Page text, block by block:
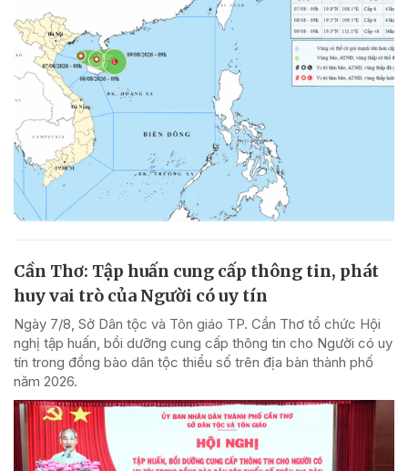
Cần Thơ: Tập huấn cung cấp thông tin, phát
huy vai trò của Người có uy tín
Ngày 7/8, Sở Dân tộc và Tôn giáo TP. Cần Thơ tổ chức Hội
nghị tập huấn, bồi dưỡng cung cấp thông tin cho Người có uy
tín trong đồng bào dân tộc thiểu số trên địa bàn thành phố
năm 2026.